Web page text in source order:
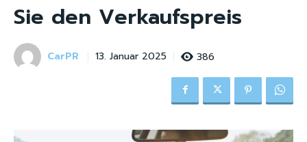
Sie den Verkaufspreis
CarPR 13. Januar 2025 386